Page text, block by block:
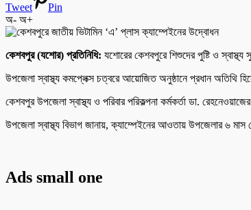
Tweet
Pin
অ- অ+
কেশবপুর (যশোর) প্রতিনিধি: যশোরের কেশবপুরে শিশুদের পুষ্টি ও
উপজেলা স্বাস্থ্য কমপ্লেক্স চত্বরে আয়োজিত অনুষ্ঠানে প্রধান অতিথি
কেশবপুর উপজেলা স্বাস্থ্য ও পরিবার পরিকল্পনা কর্মকর্তা ডা.
উপজেলা স্বাস্থ্য বিভাগ জানায়, ক্যাম্পেইনের আওতায় উপজেলার ৬
Ads small one